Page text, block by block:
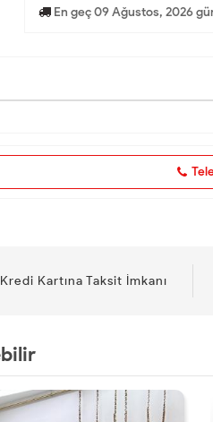
En geç 09 Ağustos, 2026
Kredi Kartına Taksit İmkanı